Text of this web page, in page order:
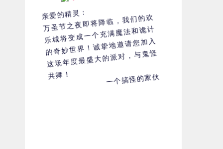
亲爱的精灵：
万圣节之夜即将降临，我们的欢
乐城将变成一个充满魔法和诡计
的奇妙世界！诚挚地邀请您加入
这场年度最盛大的派对，与鬼怪
共舞！ 一个搞怪的家伙